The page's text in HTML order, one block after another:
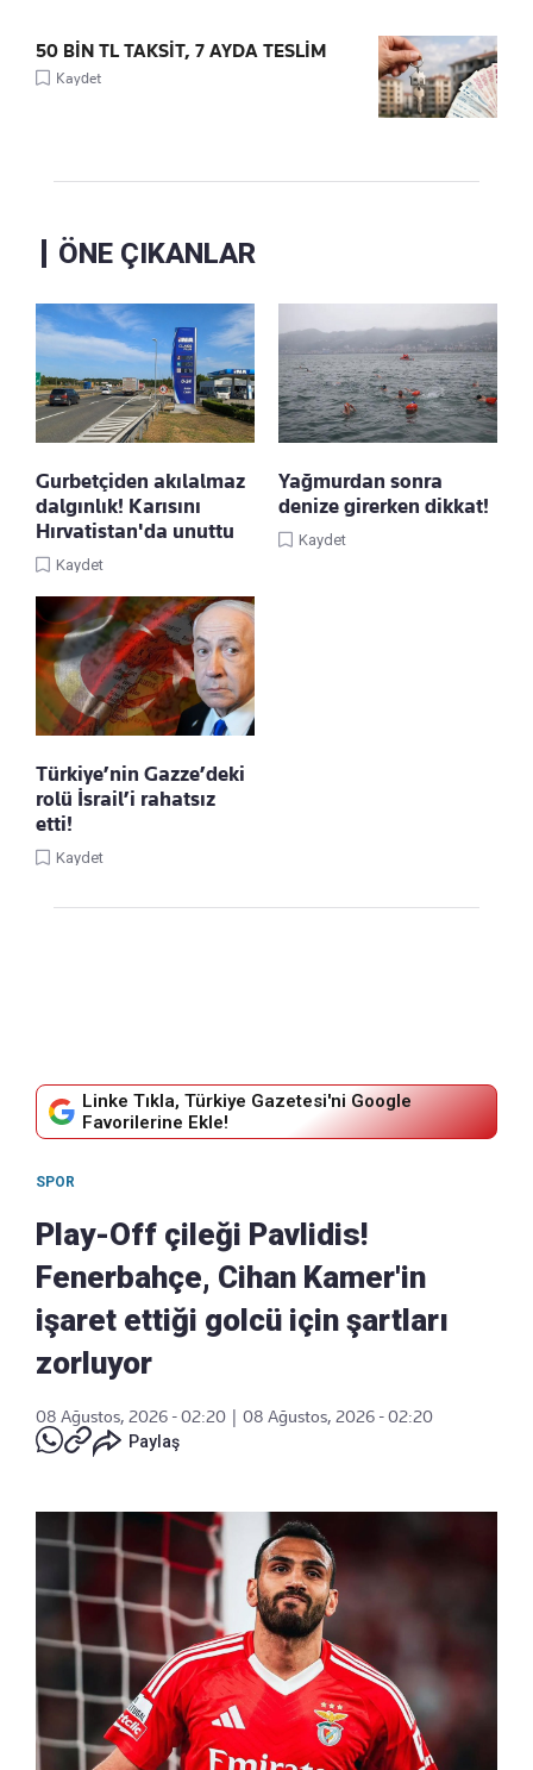
50 BİN TL TAKSİT, 7 AYDA TESLİM
Kaydet
ÖNE ÇIKANLAR
Gurbetçiden akılalmaz
dalgınlık! Karısını
Hırvatistan'da unuttu
Kaydet
Yağmurdan sonra
denize girerken dikkat!
Kaydet
Türkiye’nin Gazze’deki
rolü İsrail’i rahatsız
etti!
Kaydet
Linke Tıkla, Türkiye Gazetesi'ni Google
Favorilerine Ekle!
SPOR
Play-Off çileği Pavlidis!
Fenerbahçe, Cihan Kamer'in
işaret ettiği golcü için şartları
zorluyor
08 Ağustos, 2026 - 02:20
08 Ağustos, 2026 - 02:20
Paylaş